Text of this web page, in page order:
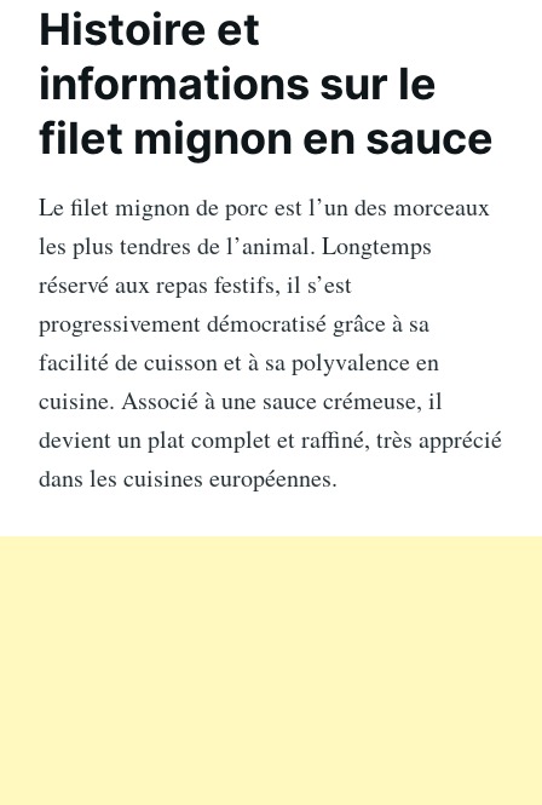
Histoire et
informations sur le
filet mignon en sauce
Le filet mignon de porc est l’un des morceaux
les plus tendres de l’animal. Longtemps
réservé aux repas festifs, il s’est
progressivement démocratisé grâce à sa
facilité de cuisson et à sa polyvalence en
cuisine. Associé à une sauce crémeuse, il
devient un plat complet et raffiné, très apprécié
dans les cuisines européennes.